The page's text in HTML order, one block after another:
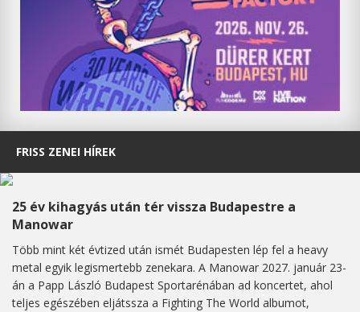
FRISS ZENEI HÍREK
25 év kihagyás után tér vissza Budapestre a
Manowar
Több mint két évtized után ismét Budapesten lép fel a heavy
metal egyik legismertebb zenekara. A Manowar 2027. január 23-
án a Papp László Budapest Sportarénában ad koncertet, ahol
teljes egészében eljátssza a Fighting The World albumot,